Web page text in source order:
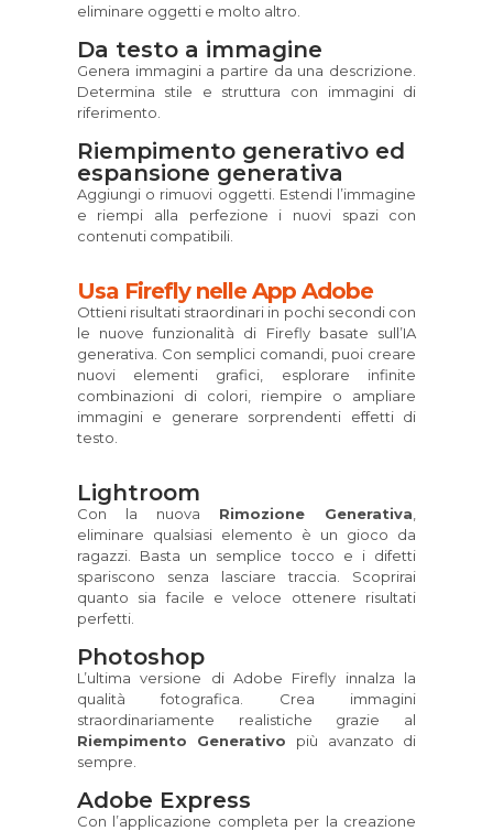
eliminare oggetti e molto altro.
Da testo a immagine
Genera immagini a partire da una descrizione.
Determina stile e struttura con immagini di
riferimento.
Riempimento generativo ed
espansione generativa
Aggiungi o rimuovi oggetti. Estendi l’immagine
e riempi alla perfezione i nuovi spazi con
contenuti compatibili.
Usa Firefly nelle App Adobe
Ottieni risultati straordinari in pochi secondi con
le nuove funzionalità di Firefly basate sull’IA
generativa. Con semplici comandi, puoi creare
nuovi elementi grafici, esplorare infinite
combinazioni di colori, riempire o ampliare
immagini e generare sorprendenti effetti di
testo.
Lightroom
Con la nuova Rimozione Generativa
eliminare qualsiasi elemento è un gioco da
ragazzi. Basta un semplice tocco e i difetti
spariscono senza lasciare traccia. Scoprirai
quanto sia facile e veloce ottenere risultati
perfetti.
Photoshop
L’ultima versione di Adobe Firefly innalza la
qualità fotografica. Crea immagini
straordinariamente realistiche grazie al
Riempimento Generativo più avanzato di
sempre.
Adobe Express
Con l’applicazione completa per la creazione